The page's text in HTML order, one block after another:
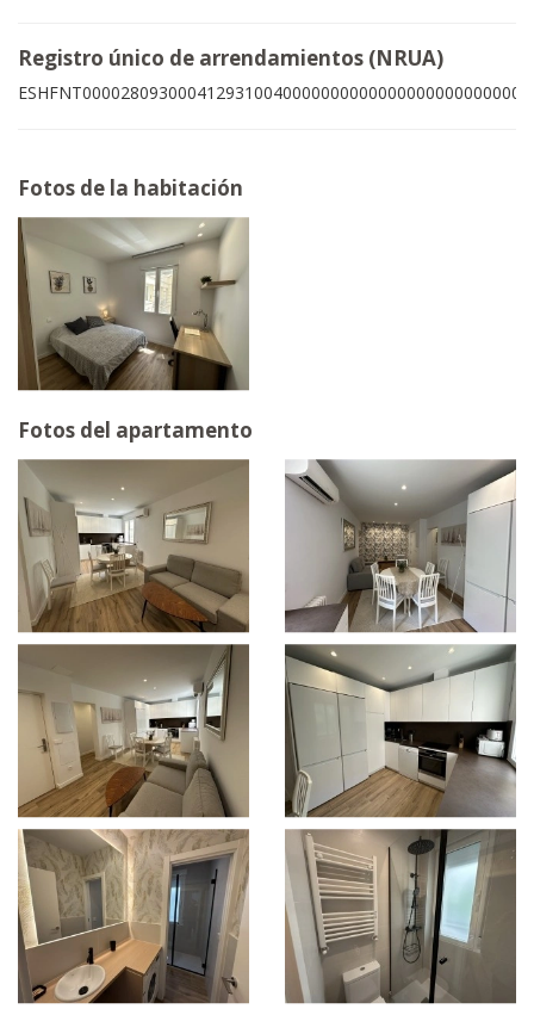
Registro único de arrendamientos (NRUA)
ESHFNT00002809300041293100400000000000000000000000006
Fotos de la habitación
Fotos del apartamento